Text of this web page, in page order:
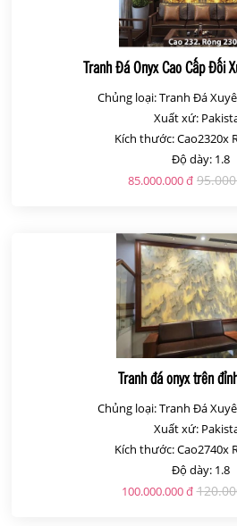
Tranh Đá Onyx Cao Cấp Đối
Chủng loại: Tranh Đá
Xuất xứ:
Kích thước: Cao2320x
Độ dày: 1.8
85.000.000 đ
Tranh đá onyx trên
Chủng loại: Tranh Đá
Xuất xứ:
Kích thước: Cao2740x
Độ dày: 1.8
100.000.000 đ